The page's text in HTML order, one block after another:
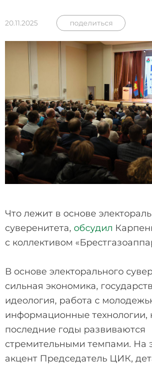
20.11.2025 поделиться
Что лежит в основе
суверенитета, обсудил
с коллективом
В основе электорального
сильная экономика,
идеология, работа с
информационные технологии,
последние годы развиваются
стремительными темпами. На
акцент Председатель ЦИК,